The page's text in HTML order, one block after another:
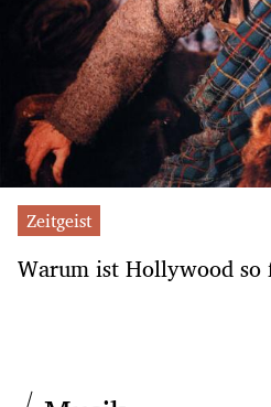
Zeitgeist
Warum ist Hollywood so